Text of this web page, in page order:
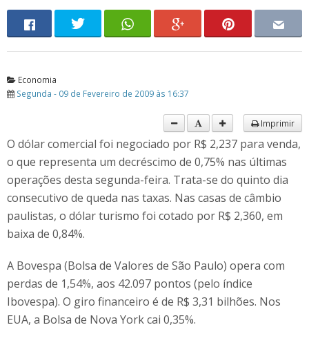
Economia
Segunda - 09 de Fevereiro de 2009 às 16:37
Imprimir
O dólar comercial foi negociado por R$ 2,237 para venda,
o que representa um decréscimo de 0,75% nas últimas
operações desta segunda-feira. Trata-se do quinto dia
consecutivo de queda nas taxas. Nas casas de câmbio
paulistas, o dólar turismo foi cotado por R$ 2,360, em
baixa de 0,84%.
A Bovespa (Bolsa de Valores de São Paulo) opera com
perdas de 1,54%, aos 42.097 pontos (pelo índice
Ibovespa). O giro financeiro é de R$ 3,31 bilhões. Nos
EUA, a Bolsa de Nova York cai 0,35%.